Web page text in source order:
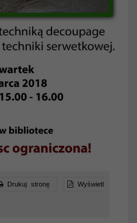
Drukuj stronę Wyświetl